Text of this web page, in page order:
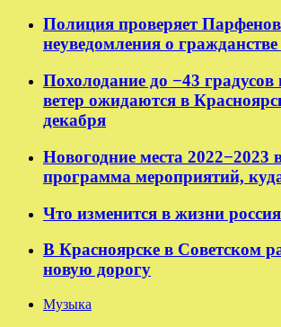
Полиция проверяет
неуведомления о
Похолодание до −43
ветер ожидаются в
декабря
Новогодние места 2022−2023
программа мероприятий,
Что изменится в жизни
В Красноярске в Советском
новую дорогу
Музыка